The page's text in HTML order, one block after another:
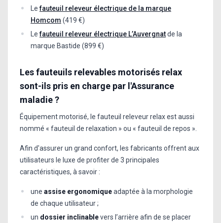
Lefauteuil releveur électrique de la marque
Homcom (419 €)
Lefauteuil releveur électrique L’Auvergnatde la
marque Bastide (899 €)
Les fauteuils relevables motorisés relax
sont-ils pris en charge par l'Assurance
maladie ?
Équipement motorisé, le fauteuil releveur relax est aussi
nommé « fauteuil de relaxation » ou « fauteuil de repos ».
Afin d'assurer un grand confort, les fabricants offrent aux
utilisateurs le luxe de profiter de 3 principales
caractéristiques, à savoir :
une assise ergonomiqueadaptée à la morphologie
de chaque utilisateur ;
un dossier inclinablevers l’arrière afin de se placer